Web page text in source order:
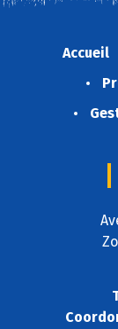
Accueil